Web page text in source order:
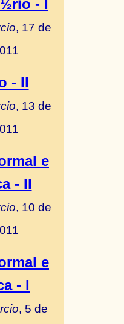
- I
, 17 de
- II
, 13 de
e
- II
, 10 de
e
- I
, 5 de